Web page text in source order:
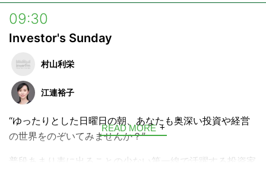
ム。
さまざまなライフステージを経験してきた梅宮アンナの視
点とリアルな体験談を通して、毎日を健やかに、前向きに
生きるきっかけをお届けします。
09:30
Investor's Sunday
村山利栄
江連裕子
“ゆったりとした日曜日の朝、あなたも奥深い投資や経営
の世界をのぞいてみませんか？”
普段あまり表に出ることの少ない第一線で活躍する投資家
READ MORE